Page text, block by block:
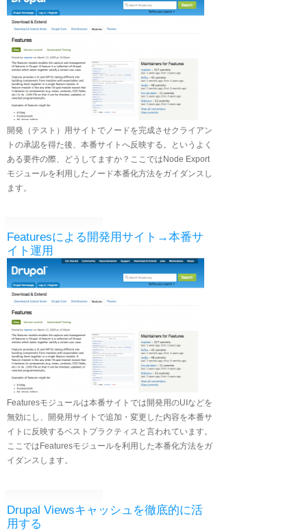
開発（テスト）用サイトでノードを完成させクライアン
トの承認を得た後、本番サイトへ反映する。というよく
ある要件の際、どうしてますか？ここではNode Export
モジュールを利用したノード本番化方法をガイダンスし
ます。
Featuresによる開発用サイト→本番サ
イト運用
Featuresモジュールは本番サイトでは開発用のUIなどを
無効にし、開発用サイトで追加・変更した内容を本番サ
イトに反映するベストプラクティスと言われています。
ここではFeaturesモジュールを利用した本番化方法をガ
イダンスします。
Drupal Viewsキャッシュを徹底的に活
用する